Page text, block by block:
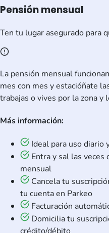
Pensión mensual
Ten tu lugar asegurado para
La pensión mensual
mes con mes y estacióñate
trabajas o vives por la zona y
Más información:
Ideal para uso diario
Entra y sal las veces
mensual
Cancela tu
tu cuenta en Parkeo
Facturación
Domicilia tu